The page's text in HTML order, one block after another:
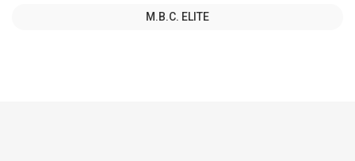
M.B.C. ELITE